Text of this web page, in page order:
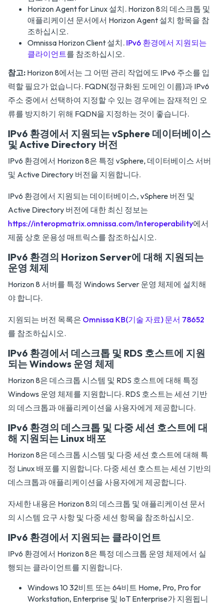
Horizon Agent for Linux 설치. Horizon 8의 데스크톱 및
애플리케이션 문서에서 Horizon Agent 설치 항목을 참
조하십시오.
Omnissa Horizon Client 설치. IPv6 환경에서 지원되는
클라이언트를 참조하십시오.
참고: Horizon 8에서는 그 어떤 관리 작업에도 IPv6 주소를 입
력할 필요가 없습니다. FQDN(정규화된 도메인 이름)과 IPv6
주소 중에서 선택하여 지정할 수 있는 경우에는 잠재적인 오
류를 방지하기 위해 FQDN을 지정하는 것이 좋습니다.
IPv6 환경에서 지원되는 vSphere 데이터베이스
및 Active Directory 버전
IPv6 환경에서 Horizon 8은 특정 vSphere, 데이터베이스 서버
및 Active Directory 버전을 지원합니다.
IPv6 환경에서 지원되는 데이터베이스, vSphere 버전 및
Active Directory 버전에 대한 최신 정보는
https://interopmatrix.omnissa.com/Interoperability에서
제품 상호 운용성 매트릭스를 참조하십시오.
IPv6 환경의 Horizon Server에 대해 지원되는
운영 체제
Horizon 8 서버를 특정 Windows Server 운영 체제에 설치해
야 합니다.
지원되는 버전 목록은 Omnissa KB(기술 자료) 문서 78652
를 참조하십시오.
IPv6 환경에서 데스크톱 및 RDS 호스트에 지원
되는 Windows 운영 체제
Horizon 8은 데스크톱 시스템 및 RDS 호스트에 대해 특정
Windows 운영 체제를 지원합니다. RDS 호스트는 세션 기반
의 데스크톱과 애플리케이션을 사용자에게 제공합니다.
IPv6 환경의 데스크톱 및 다중 세션 호스트에 대
해 지원되는 Linux 배포
Horizon 8은 데스크톱 시스템 및 다중 세션 호스트에 대해 특
정 Linux 배포를 지원합니다. 다중 세션 호스트는 세션 기반의
데스크톱과 애플리케이션을 사용자에게 제공합니다.
자세한 내용은 Horizon 8의 데스크톱 및 애플리케이션 문서
의 시스템 요구 사항 및 다중 세션 항목을 참조하십시오.
IPv6 환경에서 지원되는 클라이언트
IPv6 환경에서 Horizon 8은 특정 데스크톱 운영 체제에서 실
행되는 클라이언트를 지원합니다.
Windows 10 32비트 또는 64비트 Home, Pro, Pro for
Workstation, Enterprise 및 IoT Enterprise가 지원됩니